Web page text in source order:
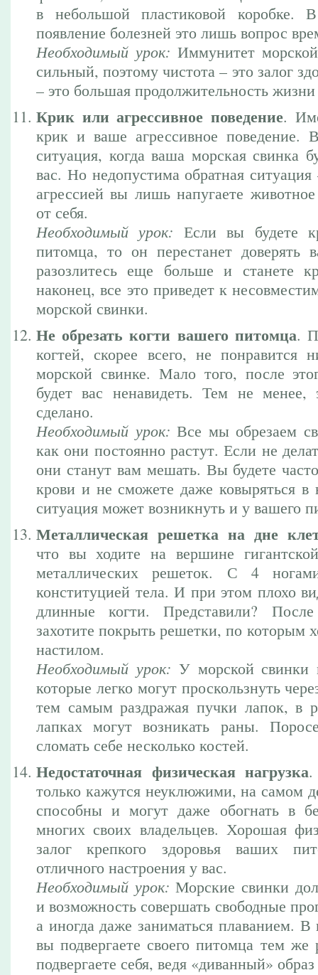
в небольшой пластиковой коробке.
появление болезней это лишь вопрос
Необходимый урок: Иммунитет
сильный, поэтому чистота – это залог
– это большая продолжительность
Крик или агрессивное поведение.
крик и ваше агрессивное поведение.
ситуация, когда ваша морская свинка
вас. Но недопустима обратная
агрессией вы лишь напугаете
от себя.
Необходимый урок: Если вы будете
питомца, то он перестанет
разозлитесь еще больше и станете
наконец, все это приведет к
морской свинки.
Не обрезать когти вашего питомца.
когтей, скорее всего, не
морской свинке. Мало того, после
будет вас ненавидеть. Тем не
сделано.
Необходимый урок: Все мы обрезаем
как они постоянно растут. Если не
они станут вам мешать. Вы будете
крови и не сможете даже ковыряться
ситуация может возникнуть и у вашего
Металлическая решетка на дне
что вы ходите на вершине
металлических решеток. С 4
конституцией тела. И при этом плохо
длинные когти. Представили?
захотите покрыть решетки, по которым
настилом.
Необходимый урок: У морской свинки
которые легко могут проскользнуть
тем самым раздражая пучки лапок, в
лапках могут возникать раны.
сломать себе несколько костей.
Недостаточная физическая нагрузка.
только кажутся неуклюжими, на самом
способны и могут даже обогнать в
многих своих владельцев. Хорошая
залог крепкого здоровья ваших
отличного настроения у вас.
Необходимый урок: Морские свинки
и возможность совершать свободные
а иногда даже заниматься плаванием. В
вы подвергаете своего питомца тем
подвергаете себя, ведя «диванный»